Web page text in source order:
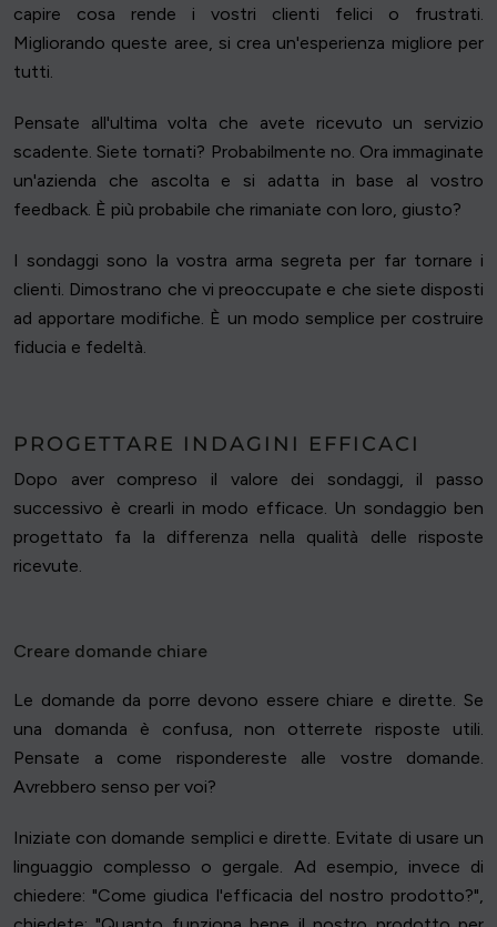
capire cosa rende i vostri clienti felici o frustrati.
Migliorando queste aree, si crea un'esperienza migliore per
tutti.
Pensate all'ultima volta che avete ricevuto un servizio
scadente. Siete tornati? Probabilmente no. Ora immaginate
un'azienda che ascolta e si adatta in base al vostro
feedback. È più probabile che rimaniate con loro, giusto?
I sondaggi sono la vostra arma segreta per far tornare i
clienti. Dimostrano che vi preoccupate e che siete disposti
ad apportare modifiche. È un modo semplice per costruire
fiducia e fedeltà.
PROGETTARE INDAGINI EFFICACI
Dopo aver compreso il valore dei sondaggi, il passo
successivo è crearli in modo efficace. Un sondaggio ben
progettato fa la differenza nella qualità delle risposte
ricevute.
Creare domande chiare
Le domande da porre devono essere chiare e dirette. Se
una domanda è confusa, non otterrete risposte utili.
Pensate a come rispondereste alle vostre domande.
Avrebbero senso per voi?
Iniziate con domande semplici e dirette. Evitate di usare un
linguaggio complesso o gergale. Ad esempio, invece di
chiedere: "Come giudica l'efficacia del nostro prodotto?",